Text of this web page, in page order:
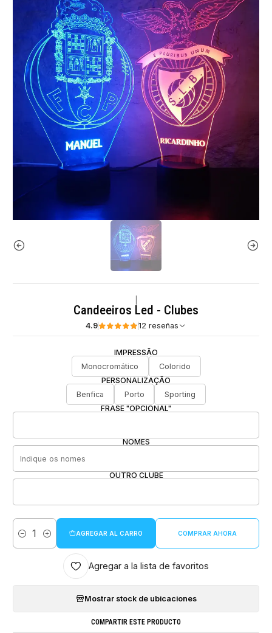
Candeeiros Led - Clubes
4.9 12 reseñas
IMPRESSÃO
Monocromático
Colorido
PERSONALIZAÇÃO
Benfica
Porto
Sporting
FRASE "OPCIONAL"
NOMES
OUTRO CLUBE
Cantidad
AGREGAR AL CARRO COMPRAR AHORA
Agregar a la lista de favoritos
Mostrar stock de ubicaciones
COMPARTIR ESTE PRODUCTO